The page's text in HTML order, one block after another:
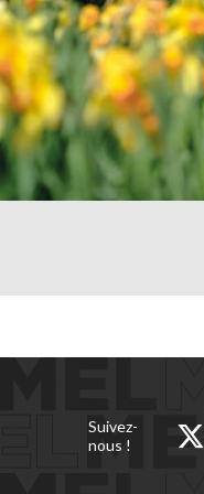
Suivez-
nous !